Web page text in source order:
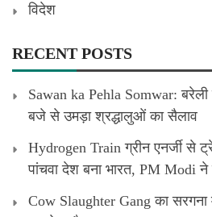
विदेश
RECENT POSTS
Sawan ka Pehla Somwar:
बजे से उमड़ा श्रद्धालुओं का सैलाव
Hydrogen Train ग्रीन एनर्जी से
पांचवा देश बना भारत, PM Modi ने
Cow Slaughter Gang का